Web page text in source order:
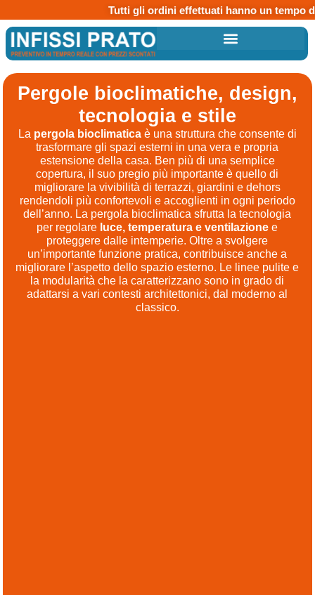
Tutti gli ordini effettuati hanno un tempo di
Pergole bioclimatiche, design,
tecnologia e stile
La pergola bioclimaticaè una struttura che consente di
trasformare gli spazi esterni in una vera e propria
estensione della casa. Ben più di una semplice
copertura, il suo pregio più importante è quello di
migliorare la vivibilità di terrazzi, giardini e dehors
rendendoli più confortevoli e accoglienti in ogni periodo
dell’anno. La pergola bioclimatica sfrutta la tecnologia
per regolare luce, temperatura e ventilazione e
proteggere dalle intemperie. Oltre a svolgere
un’importante funzione pratica, contribuisce anche a
migliorare l’aspetto dello spazio esterno. Le linee pulite e
la modularità che la caratterizzano sono in grado di
adattarsi a vari contesti architettonici, dal moderno al
classico.